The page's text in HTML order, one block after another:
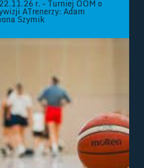
r. – Turniej OOM o
ATrenerzy: Adam
Szymik